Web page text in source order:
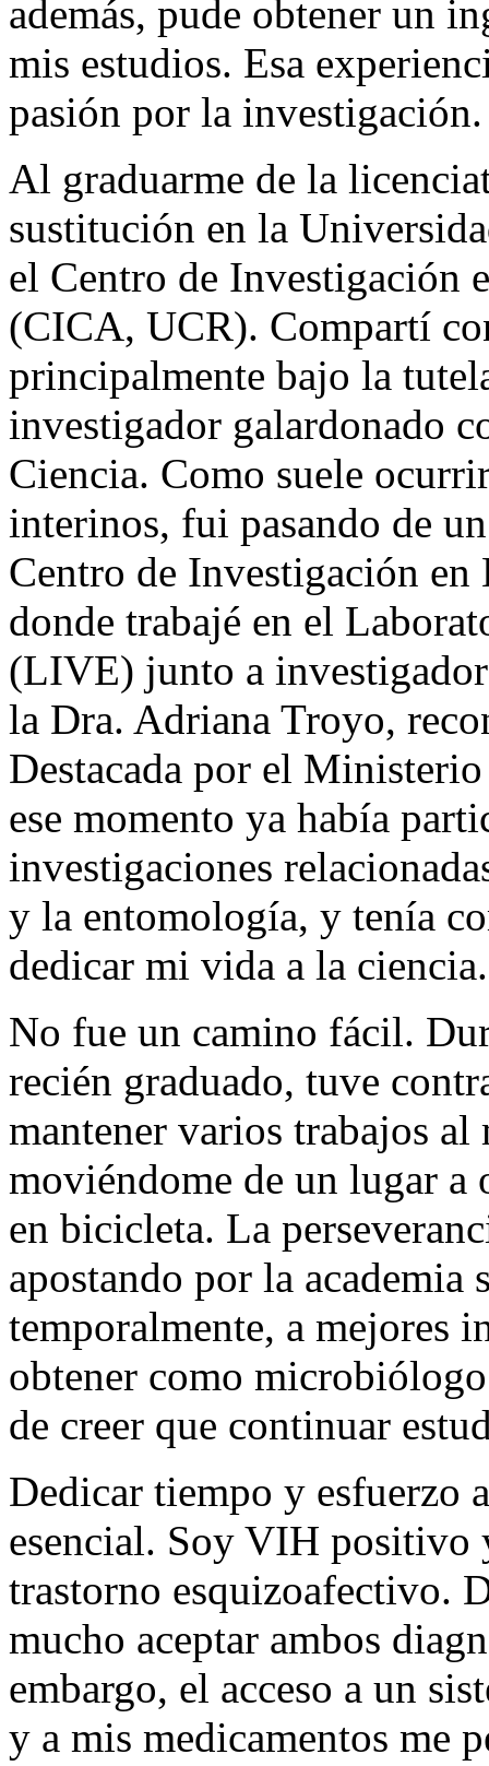
además, pude obtener un
mis estudios. Esa
pasión por la investigación.
Al graduarme de la
sustitución en la
el Centro de Investigación
(CICA, UCR). Compartí
principalmente bajo la
investigador galardonado
Ciencia. Como suele
interinos, fui pasando de
Centro de Investigación
donde trabajé en el
(LIVE) junto a
la Dra. Adriana Troyo,
Destacada por el
ese momento ya había
investigaciones
y la entomología, y tenía
dedicar mi vida a la ciencia.
No fue un camino fácil.
recién graduado, tuve
mantener varios trabajos al
moviéndome de un lugar a
en bicicleta. La
apostando por la
temporalmente, a mejores
obtener como
de creer que continuar
Dedicar tiempo y esfuerzo
esencial. Soy VIH positivo
trastorno esquizoafectivo.
mucho aceptar ambos
embargo, el acceso a un
y a mis medicamentos me